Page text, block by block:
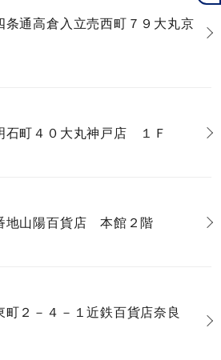
通高倉入立売西町７９大丸京
石町４０大丸神戸店 １Ｆ
地山陽百貨店 本館２階
２－４－１近鉄百貨店奈良